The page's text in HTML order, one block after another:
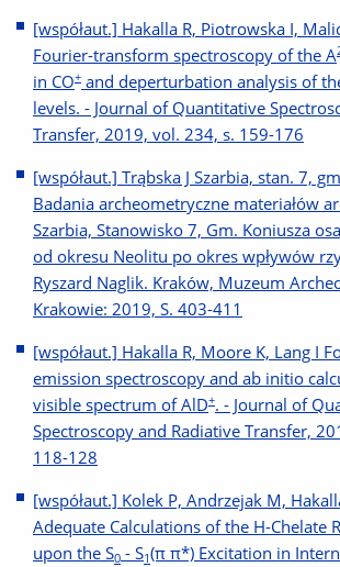
[współaut.] Hakalla R, Piotrowska I,
Fourier-transform spectroscopy of the A
in CO+ and deperturbation analysis of
levels. - Journal of Quantitative
Transfer, 2019, vol. 234, s. 159-176
[współaut.] Trąbska J Szarbia, stan. 7,
Badania archeometryczne materiałów
Szarbia, Stanowisko 7, Gm. Koniusza
od okresu Neolitu po okres wpływów
Ryszard Naglik. Kraków, Muzeum
Krakowie: 2019, S. 403-411
[współaut.] Hakalla R, Moore K, Lang I
emission spectroscopy and ab initio
visible spectrum of AlD+. - Journal of
Spectroscopy and Radiative Transfer,
118-128
[współaut.] Kolek P, Andrzejak M,
Adequate Calculations of the H-Chelate
upon the S0 - S1(π π*) Excitation in